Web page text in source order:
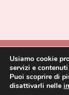
GELATO A BASE
Usiamo cookie
servizi e
Puoi scoprire di
disattivarli nelle